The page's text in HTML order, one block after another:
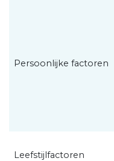
Persoonlijke factoren
Leefstijlfactoren